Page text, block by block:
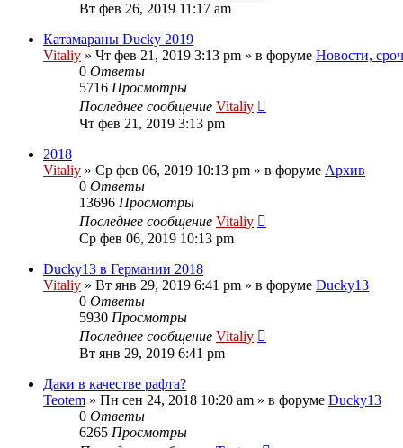
Вт фев 26, 2019 11:17 am
Катамараны Ducky 2019
Vitaliy » Чт фев 21, 2019 3:13 pm » в форуме Новости,
0 Ответы
5716 Просмотры
Последнее сообщение Vitaliy
Чт фев 21, 2019 3:13 pm
2018
Vitaliy » Ср фев 06, 2019 10:13 pm » в форуме Архив
0 Ответы
13696 Просмотры
Последнее сообщение Vitaliy
Ср фев 06, 2019 10:13 pm
Ducky13 в Германии 2018
Vitaliy » Вт янв 29, 2019 6:41 pm » в форуме Ducky13
0 Ответы
5930 Просмотры
Последнее сообщение Vitaliy
Вт янв 29, 2019 6:41 pm
Даки в качестве рафта?
Teotem » Пн сен 24, 2018 10:20 am » в форуме Ducky13
0 Ответы
6265 Просмотры